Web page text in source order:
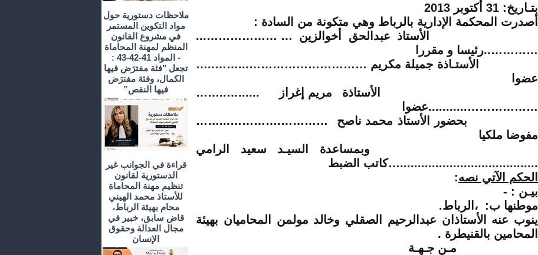
ملاحظات دستورية حول
مواد التكوين المستمر
في مشروع القانون
المنظم لمهنة المحاماة
- المواد 41-42-43 :
تجعل "فئة مفترَض فيها
الكمال، وفئة مفترَض
فيها النقص”
قراءة في الجوانب غير
الدستورية لقانون
تنظيم مهنة المحاماة
للأستاذ محمد الهيني
محام بهيئة الرباط،
قاض سابق، خبير في
مجال العدالة وحقوق
الإنسان
بتـاريخ:
أصدرت المحكمة الإدارية بالرباط وهي متكونة من السادة :
الأستاذ عبدالحق أخوالزين ...……………… …
…………..رئيسا و مقررا
الأستـاذة جميلة مكريم …..……...…………………………
عضوا
الأستاذة مريم إغراز ..……..…....
………………...........عضوا
بحضور الأستاذ محمد ناصح ……...………….…………
مفوضا ملكيا
وبمساعدة السيـد سعيد الرامي
.......................................
…كاتب الضبط
الحكم الآتي نصه:
بيـن :
-
موطنها ب: ،الرباط.
ينوب عنه الأستاذان عبدالرحيم الصقلي وخالد مولمن المحاميان بهيئة
المحامين بالقنيطرة .
مـن جـهـة